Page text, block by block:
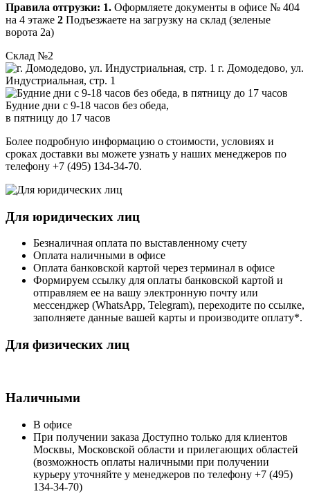
Правила отгрузки: 1. Оформляете документы в офисе № 404
на 4 этаже 2 Подъезжаете на загрузку на склад (зеленые
ворота 2а)
Склад №2
г. Домодедово, ул.
Индустриальная, стр. 1
Будние дни с 9-18 часов без обеда,
в пятницу до 17 часов
Более подробную информацию о стоимости, условиях и
сроках доставки вы можете узнать у наших менеджеров по
телефону +7 (495) 134-34-70.
Для юридических лиц
Безналичная оплата по выставленному счету
Оплата наличными в офисе
Оплата банковской картой через терминал в офисе
Формируем ссылку для оплаты банковской картой и
отправляем ее на вашу электронную почту или
мессенджер (WhatsApp, Telegram), переходите по ссылке,
заполняете данные вашей карты и производите оплату*.
Для физических лиц
Наличными
В офисе
При получении заказа Доступно только для клиентов
Москвы, Московской области и прилегающих областей
(возможность оплаты наличными при получении
курьеру уточняйте у менеджеров по телефону +7 (495)
134-34-70)